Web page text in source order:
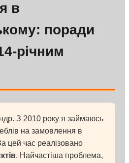
в
поради
річним
З 2010 року я займаюсь
на замовлення в
цей час реалізовано
. Найчастіша проблема,